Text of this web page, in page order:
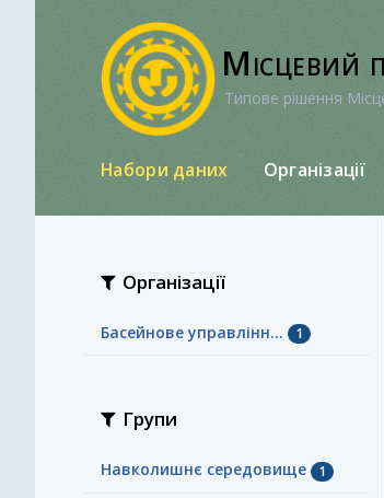
Місцевий
Типове рішення
Набори даних Організації
Організації
Басейнове управлінн... 1
Групи
Навколишнє середовище 1